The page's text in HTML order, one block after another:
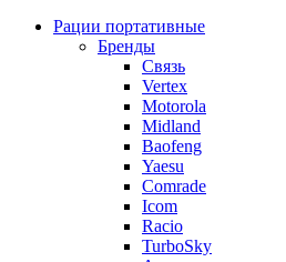
Рации портативные
Бренды
Связь
Vertex
Motorola
Midland
Baofeng
Yaesu
Comrade
Icom
Racio
TurboSky